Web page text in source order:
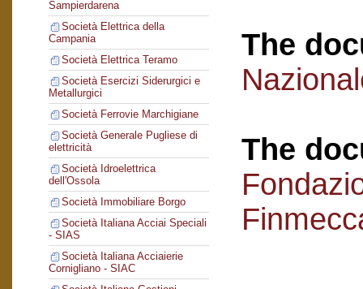
Sampierdarena
Società Elettrica della
Campania
Società Elettrica Teramo
Società Esercizi Siderurgici e
Metallurgici
Società Ferrovie Marchigiane
Società Generale Pugliese di
elettricità
Società Idroelettrica
dell'Ossola
Società Immobiliare Borgo
Società Italiana Acciai Speciali
- SIAS
Società Italiana Acciaierie
Cornigliano - SIAC
The
The